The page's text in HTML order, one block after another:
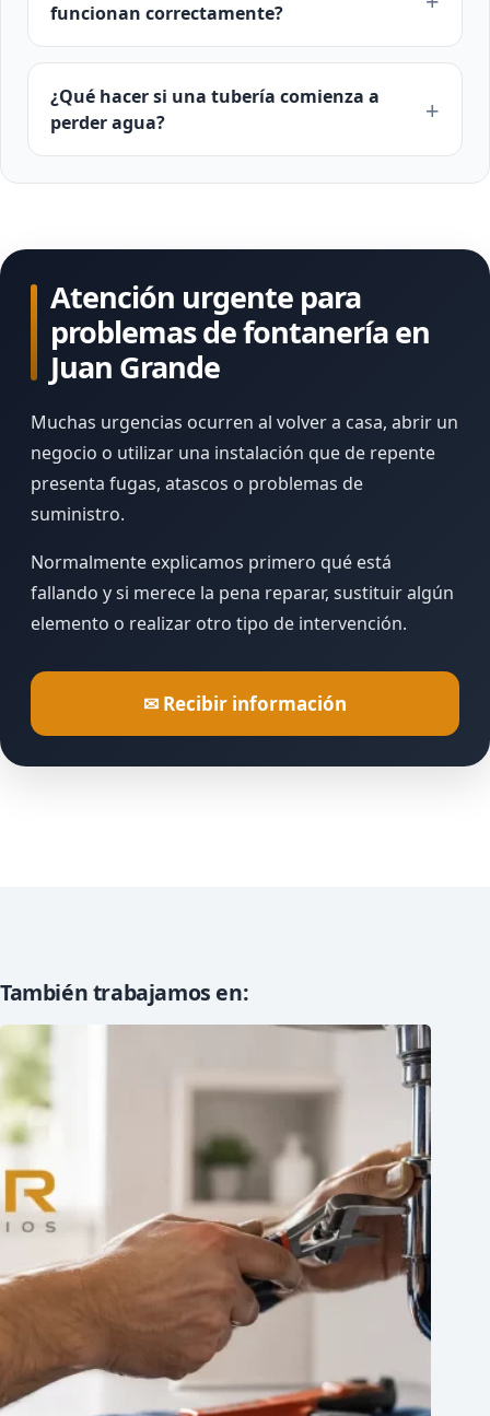
funcionan correctamente?
¿Qué hacer si una tubería comienza a
perder agua?
Atención urgente para
problemas de fontanería en
Juan Grande
Muchas urgencias ocurren al volver a casa, abrir un
negocio o utilizar una instalación que de repente
presenta fugas, atascos o problemas de
suministro.
Normalmente explicamos primero qué está
fallando y si merece la pena reparar, sustituir algún
elemento o realizar otro tipo de intervención.
✉ Recibir información
También trabajamos en: